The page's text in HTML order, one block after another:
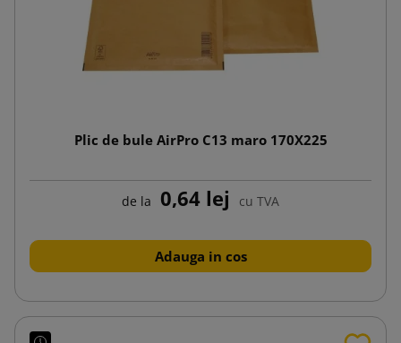
Plic de bule AirPro C13 maro 170X225
de la 0,64 lej cu TVA
Adauga in cos